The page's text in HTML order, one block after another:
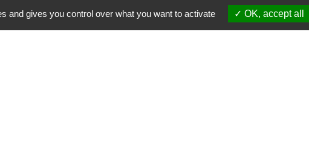
Nous contacter
and gives you control over what you want to activate OK, accept all